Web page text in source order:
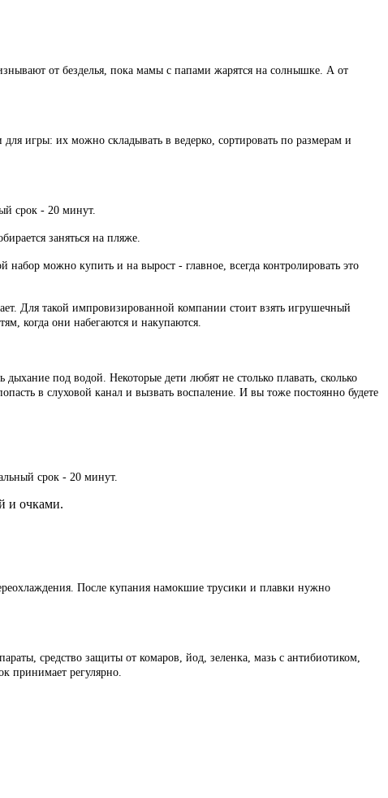
от безделья, пока мамы с папами жарятся на солнышке. А от
игры: их можно складывать в ведерко, сортировать по размерам и
срок - 20 минут.
заняться на пляже.
можно купить и на вырост - главное, всегда контролировать это
Для такой импровизированной компании стоит взять игрушечный
когда они набегаются и накупаются.
под водой. Некоторые дети любят не столько плавать, сколько
в слуховой канал и вызвать воспаление. И вы тоже постоянно будете
срок - 20 минут.
и очками.
После купания намокшие трусики и плавки нужно
средство защиты от комаров, йод, зеленка, мазь с антибиотиком,
принимает регулярно.